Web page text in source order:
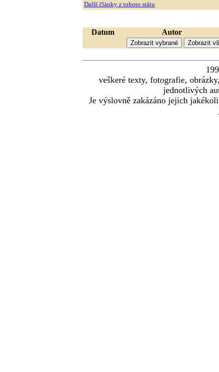
Další články z tohoto státu
Datum Autor
veškeré texty, fotografie,
jednotlivých
Je výslovně zakázáno jejich